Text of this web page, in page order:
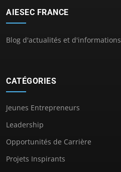
AIESEC FRANCE
Blog d'actualités et d'informations
CATÉGORIES
Jeunes Entrepreneurs
Leadership
Opportunités de Carrière
Projets Inspirants